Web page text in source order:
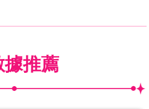
據推薦